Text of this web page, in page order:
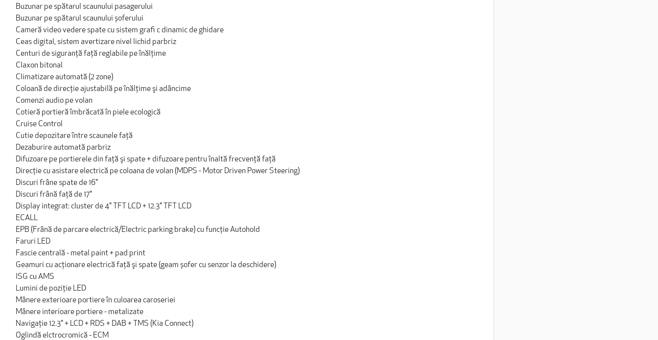
Buzunar pe spătarul scaunului pasagerului
Buzunar pe spătarul scaunului șoferului
Cameră video vedere spate cu sistem grafi c dinamic de ghidare
Ceas digital, sistem avertizare nivel lichid parbriz
Centuri de siguranţă faţă reglabile pe înălţime
Claxon bitonal
Climatizare automată (2 zone)
Coloană de direcţie ajustabilă pe înălţime şi adâncime
Comenzi audio pe volan
Cotieră portieră îmbrăcată în piele ecologică
Cruise Control
Cutie depozitare între scaunele faţă
Dezaburire automată parbriz
Difuzoare pe portierele din faţă şi spate + difuzoare pentru înaltă frecvenţă faţă
Direcţie cu asistare electrică pe coloana de volan (MDPS - Motor Driven Power Steering)
Discuri frâne spate de 16"
Discuri frână faţă de 17"
Display integrat: cluster de 4" TFT LCD + 12.3" TFT LCD
ECALL
EPB (Frână de parcare electrică/Electric parking brake) cu funcţie Autohold
Faruri LED
Fascie centrală - metal paint + pad print
Geamuri cu acționare electrică faţă şi spate (geam șofer cu senzor la deschidere)
ISG cu AMS
Lumini de poziţie LED
Mânere exterioare portiere în culoarea caroseriei
Mânere interioare portiere - metalizate
Navigație 12.3" + LCD + RDS + DAB + TMS (Kia Connect)
Oglindă elctrocromică - ECM